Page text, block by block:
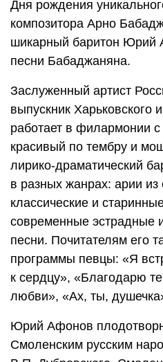
Дня рождения
композитора Арно
шикарный баритон Юрий
песни Бабаджаняна.
Заслуженный артист
выпускник Харьковского
работает в филармонии
красивый по тембру и
лирико-драматический
в разных жанрах: арии из
классические и
современные эстрадные
песни. Почитателям его
программы певцы: «Я
к сердцу», «Благодарю
любви», «Ах, ты,
Юрий Афонов
Смоленским русским